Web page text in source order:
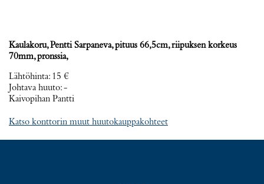
Kaulakoru, Pentti Sarpaneva, pituus 66,5cm, riipuksen korkeus
70mm, pronssia,
Lähtöhinta: 15 €
Johtava huuto:-
Kaivopihan Pantti
Katso konttorin muut huutokauppakohteet